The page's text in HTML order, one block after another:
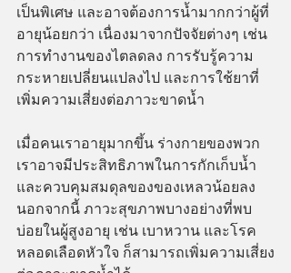
เป็นพิเศษ และอาจต้องการน้ำมากกว่าผู้ที่
อายุน้อยกว่า เนื่องมาจากปัจจัยต่างๆ เช่น
การทำงานของไตลดลง การรับรู้ความ
กระหายเปลี่ยนแปลงไป และการใช้ยาที่
เพิ่มความเสี่ยงต่อภาวะขาดน้ำ
เมื่อคนเราอายุมากขึ้น ร่างกายของพวก
เราอาจมีประสิทธิภาพในการกักเก็บน้ำ
และควบคุมสมดุลของของเหลวน้อยลง
นอกจากนี้ ภาวะสุขภาพบางอย่างที่พบ
บ่อยในผู้สูงอายุ เช่น เบาหวาน และโรค
หลอดเลือดหัวใจ ก็สามารถเพิ่มความเสี่ยง